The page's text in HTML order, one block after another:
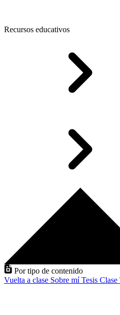
Recursos educativos
Por tipo de contenido
Vuelta a clase Sobre míTesis Clase